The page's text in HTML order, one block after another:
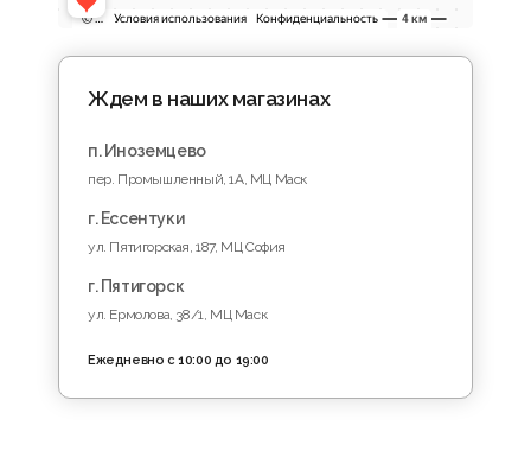
Ждем в наших магазинах
п. Иноземцево
пер. Промышленный, 1A, МЦ Маск
г. Ессентуки
ул. Пятигорская, 187, МЦ София
г. Пятигорск
ул. Ермолова, 38/1, МЦ Маск
Ежедневно с 10:00 до 19:00